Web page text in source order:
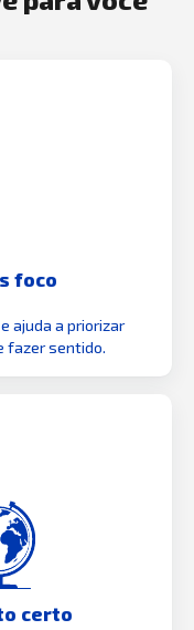
foco
ajuda a priorizar
fazer sentido.
certo